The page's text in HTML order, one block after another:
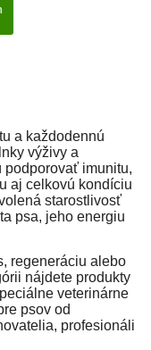
a každodennú
výživy a
podporovať imunitu,
aj celkovú kondíciu
starostlivosť
psa, jeho energiu
regeneráciu alebo
nájdete produkty
veterinárne
psov od
profesionáli